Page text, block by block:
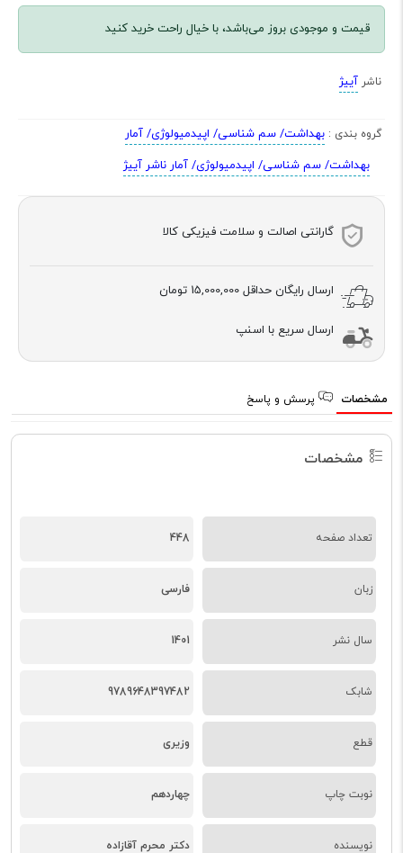
قیمت و موجودی بروز می‌باشد، با خیال راحت خرید کنید
ناشر آییژ
گروه بندی : بهداشت/ سم شناسی/ اپیدمیولوژی/ آمار
بهداشت/ سم شناسی/ اپیدمیولوژی/ آمار ناشر آییژ
گارانتی اصالت و سلامت فیزیکی کالا
ارسال رایگان حداقل 15,000,000 تومان
ارسال سریع با اسنپ
مشخصات پرسش و پاسخ
مشخصات
تعداد صفحه 448
زبان فارسی
سال نشر 1401
شابک 9789648397482
قطع وزیری
نوبت چاپ چهاردهم
نویسنده دکتر محرم آقازاده